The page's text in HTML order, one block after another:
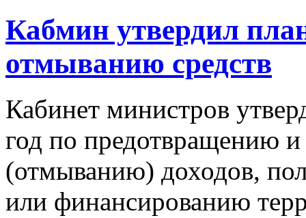
Кабмин утвердил
отмыванию средств
Кабинет министров
год по предотвращению и
(отмыванию) доходов,
или финансированию